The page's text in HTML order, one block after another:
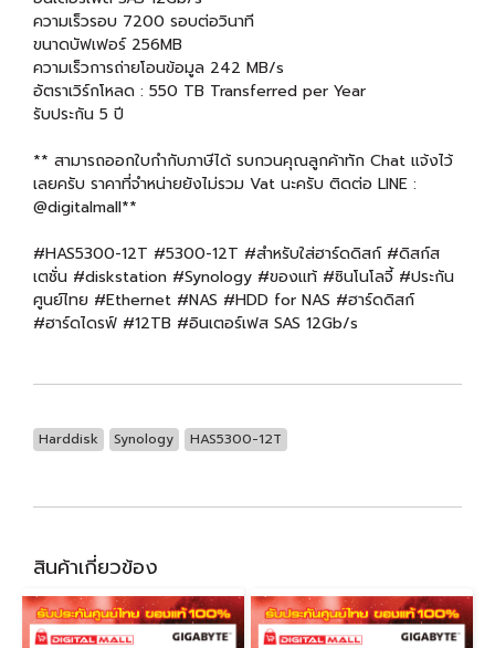
ความเร็วรอบ 7200 รอบต่อวินาที
ขนาดบัฟเฟอร์ 256MB
ความเร็วการถ่ายโอนข้อมูล 242 MB/s
อัตราเวิร์กโหลด : 550 TB Transferred per Year
รับประกัน 5 ปี
** สามารถออกใบกำกับภาษีได้ รบกวนคุณลูกค้าทัก Chat แจ้งไว้
เลยครับ ราคาที่จำหน่ายยังไม่รวม Vat นะครับ ติดต่อ LINE :
@digitalmall**
#HAS5300-12T #5300-12T #สำหรับใส่ฮาร์ดดิสก์ #ดิสก์ส
เตชั่น #diskstation #Synology #ของแท้ #ซินโนโลจี้ #ประกัน
ศูนย์ไทย #Ethernet #NAS #HDD for NAS #ฮาร์ดดิสก์
#ฮาร์ดไดรฟ์ #12TB #อินเตอร์เฟส SAS 12Gb/s
Harddisk Synology HAS5300-12T
สินค้าเกี่ยวข้อง